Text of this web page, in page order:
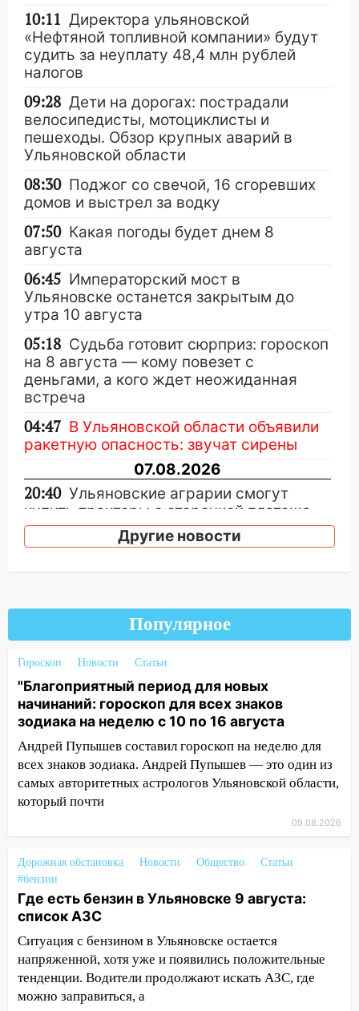
10:11 Директора ульяновской
«Нефтяной топливной компании» будут
судить за неуплату 48,4 млн рублей
налогов
09:28 Дети на дорогах: пострадали
велосипедисты, мотоциклисты и
пешеходы. Обзор крупных аварий в
Ульяновской области
08:30 Поджог со свечой, 16 сгоревших
домов и выстрел за водку
07:50 Какая погоды будет днем 8
августа
06:45 Императорский мост в
Ульяновске останется закрытым до
утра 10 августа
05:18 Судьба готовит сюрприз: гороскоп
на 8 августа — кому повезет с
деньгами, а кого ждет неожиданная
встреча
04:47 В Ульяновской области объявили
ракетную опасность: звучат сирены
07.08.2026
20:40 Ульяновские аграрии смогут
купить тракторы с отсрочкой платежа
до декабря
празднованию Дня сотрудника органов
следствия Российской Федерации
19:30
Ульяновцев приглашают
поддержать «Симбирскую чебурашку»
на фестивале «ФормАРТ»
18:11 Ульяновская область стала
пилотным регионом проекта
«Культурное долголетие»
17:23 Прогноз погоды в Ульяновской
области на 8 августа
областной больницы поступили шесть
новых аппаратов ИВЛ
16:51 В Чердаклинском районе
ремонтируют дороги, ставят остановки
и проводят новое освещение
16:35 В Ульяновске установили ещё
девять бункеров для крупногабаритного
мусора
Другие новости
Популярное
Гороскоп Новости Статьи
"Благоприятный период для новых
начинаний: гороскоп для всех знаков
зодиака на неделю с 10 по 16 августа
Андрей Пупышев составил гороскоп на неделю для
всех знаков зодиака. Андрей Пупышев — это один из
самых авторитетных астрологов Ульяновской области,
который почти
09.08.2026
Дорожная обстановка Новости Общество
Статьи
#бензин
Где есть бензин в Ульяновске 9 августа:
список АЗС
Ситуация с бензином в Ульяновске остается
напряженной, хотя уже и появились положительные
тенденции. Водители продолжают искать АЗС, где
можно заправиться, а